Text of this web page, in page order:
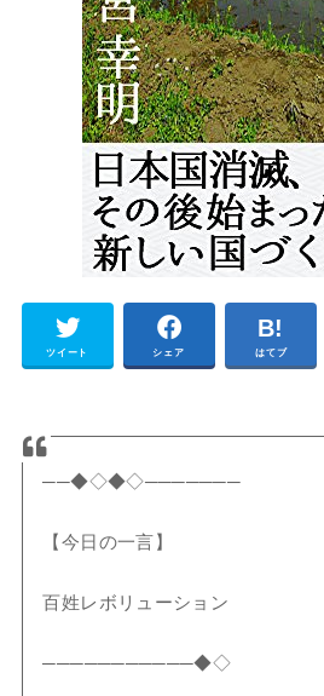
ツイート シェア はてブ
──◆◇◆◇───────
【今日の一言】
百姓レボリューション
───────────◆◇